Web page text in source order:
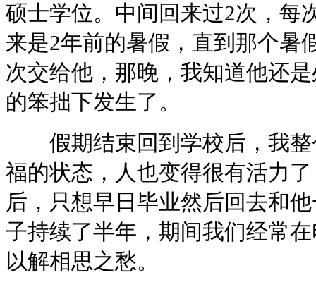
硕士学位。中间回来过2次，每
来是2年前的暑假，直到那个暑
次交给他，那晚，我知道他还
的笨拙下发生了。
假期结束回到学校后，我整
福的状态，人也变得很有活力
后，只想早日毕业然后回去和
子持续了半年，期间我们经常
以解相思之愁。